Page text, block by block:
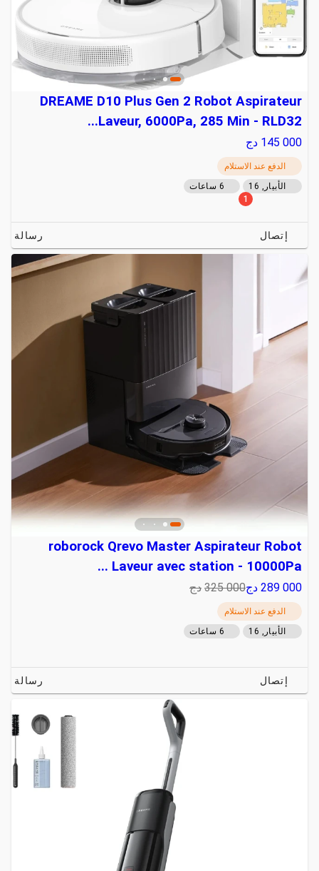
DREAME D10 Plus Gen 2 Robot Aspirateur
Laveur, 6000Pa, 285 Min - RLD32...
145 000 دج
الدفع عند الاستلام
الأبيار, 16
6 ساعات
1
إتصال رسالة
roborock Qrevo Master Aspirateur Robot
Laveur avec station - 10000Pa ...
289 000 دج325 000 دج
الدفع عند الاستلام
الأبيار, 16
6 ساعات
إتصال رسالة